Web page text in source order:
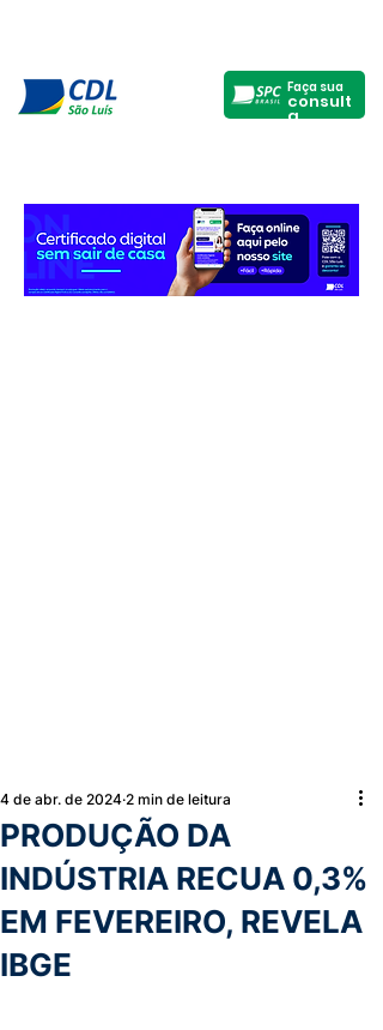
Faça sua
consult
a
PRODUÇÃO DA
INDÚSTRIA RECUA 0,3%
EM FEVEREIRO, REVELA
IBGE
4 de abr. de 2024 2 min de leitura